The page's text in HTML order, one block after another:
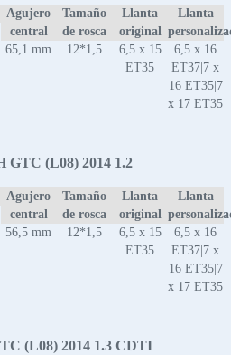
Agujero
central
Tamaño
de rosca
Llanta
original
Llanta
65,1 mm 12*1,5
6,5 x 15
ET35
6,5 x 16
ET37|7 x
16 ET35|7
x 17 ET35
GTC (L08) 2014 1.2
Agujero
central
Tamaño
de rosca
Llanta
original
Llanta
56,5 mm 12*1,5
6,5 x 15
ET35
6,5 x 16
ET37|7 x
16 ET35|7
x 17 ET35
(L08) 2014 1.3 CDTI